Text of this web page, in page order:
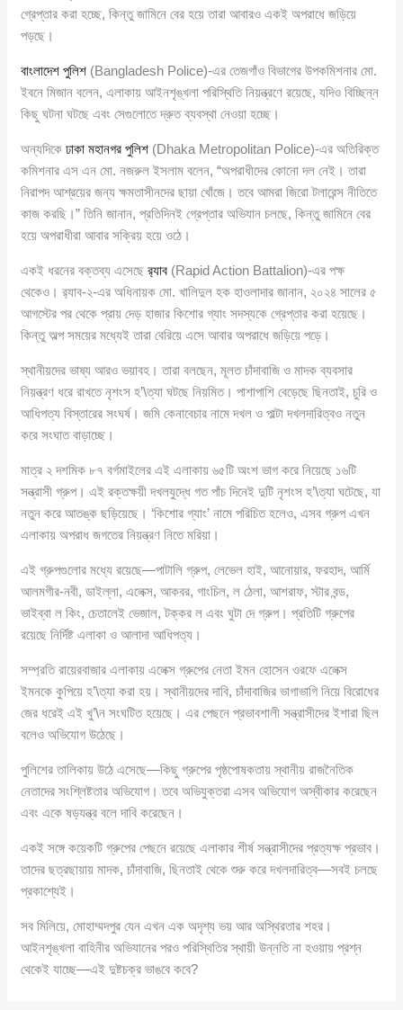
গ্রেপ্তার করা হচ্ছে, কিন্তু জামিনে বের হয়ে তারা আবারও একই অপরাধে জড়িয়ে
পড়ছে।
বাংলাদেশ পুলিশ (Bangladesh Police)-এর তেজগাঁও বিভাগের উপকমিশনার মো.
ইবনে মিজান বলেন, এলাকায় আইনশৃঙ্খলা পরিস্থিতি নিয়ন্ত্রণে রয়েছে, যদিও বিচ্ছিন্ন
কিছু ঘটনা ঘটছে এবং সেগুলোতে দ্রুত ব্যবস্থা নেওয়া হচ্ছে।
অন্যদিকেঢাকা মহানগর পুলিশ (Dhaka Metropolitan Police)-এর অতিরিক্ত
কমিশনার এস এন মো. নজরুল ইসলাম বলেন, “অপরাধীদের কোনো দল নেই। তারা
নিরাপদ আশ্রয়ের জন্য ক্ষমতাসীনদের ছায়া খোঁজে। তবে আমরা জিরো টলারেন্স নীতিতে
কাজ করছি।” তিনি জানান, প্রতিদিনই গ্রেপ্তার অভিযান চলছে, কিন্তু জামিনে বের
হয়ে অপরাধীরা আবার সক্রিয় হয়ে ওঠে।
একই ধরনের বক্তব্য এসেছের‍্যাব (Rapid Action Battalion)-এর পক্ষ
থেকেও। র‍্যাব-২-এর অধিনায়ক মো. খালিদুল হক হাওলাদার জানান, ২০২৪ সালের ৫
আগস্টের পর থেকে প্রায় দেড় হাজার কিশোর গ্যাং সদস্যকে গ্রেপ্তার করা হয়েছে।
কিন্তু অল্প সময়ের মধ্যেই তারা বেরিয়ে এসে আবার অপরাধে জড়িয়ে পড়ে।
স্থানীয়দের ভাষ্য আরও ভয়াবহ। তারা বলছেন, মূলত চাঁদাবাজি ও মাদক ব্যবসার
নিয়ন্ত্রণ ধরে রাখতে নৃশংস হ’\ত্যা ঘটছে নিয়মিত। পাশাপাশি বেড়েছে ছিনতাই, চুরি ও
আধিপত্য বিস্তারের সংঘর্ষ। জমি কেনাবেচার নামে দখল ও পাল্টা দখলদারিত্বও নতুন
করে সংঘাত বাড়াচ্ছে।
মাত্র ২ দশমিক ৮৭ বর্গমাইলের এই এলাকায় ৬৫টি অংশ ভাগ করে নিয়েছে ১৬টি
সন্ত্রাসী গ্রুপ। এই রক্তক্ষয়ী দখলযুদ্ধে গত পাঁচ দিনেই দুটি নৃশংস হ’\ত্যা ঘটেছে, যা
নতুন করে আতঙ্ক ছড়িয়েছে। ‘কিশোর গ্যাং’ নামে পরিচিত হলেও, এসব গ্রুপ এখন
এলাকায় অপরাধ জগতের নিয়ন্ত্রণ নিতে মরিয়া।
এই গ্রুপগুলোর মধ্যে রয়েছে—পাটালি গ্রুপ, লেভেল হাই, আনোয়ার, ফরহাদ, আর্মি
আলমগীর-নবী, ডাইল্লা, এলেক্স, আকবর, গাংচিল, ল ঠেলা, আশরাফ, স্টার বন্ড,
ভাইব্বা ল কিং, চেতালেই ভেজাল, টক্কর ল এবং ঘুটা দে গ্রুপ। প্রতিটি গ্রুপের
রয়েছে নির্দিষ্ট এলাকা ও আলাদা আধিপত্য।
সম্প্রতি রায়েরবাজার এলাকায় এলেক্স গ্রুপের নেতা ইমন হোসেন ওরফে এলেক্স
ইমনকে কুপিয়ে হ’\ত্যা করা হয়। স্থানীয়দের দাবি, চাঁদাবাজির ভাগাভাগি নিয়ে বিরোধের
জের ধরেই এই খু’\ন সংঘটিত হয়েছে। এর পেছনে প্রভাবশালী সন্ত্রাসীদের ইশারা ছিল
বলেও অভিযোগ উঠেছে।
পুলিশের তালিকায় উঠে এসেছে—কিছু গ্রুপের পৃষ্ঠপোষকতায় স্থানীয় রাজনৈতিক
নেতাদের সংশ্লিষ্টতার অভিযোগ। তবে অভিযুক্তরা এসব অভিযোগ অস্বীকার করেছেন
এবং একে ষড়যন্ত্র বলে দাবি করেছেন।
একই সঙ্গে কয়েকটি গ্রুপের পেছনে রয়েছে এলাকার শীর্ষ সন্ত্রাসীদের প্রত্যক্ষ প্রভাব।
তাদের ছত্রছায়ায় মাদক, চাঁদাবাজি, ছিনতাই থেকে শুরু করে দখলদারিত্ব—সবই চলছে
প্রকাশ্যেই।
সব মিলিয়ে, মোহাম্মদপুর যেন এখন এক অদৃশ্য ভয় আর অস্থিরতার শহর।
আইনশৃঙ্খলা বাহিনীর অভিযানের পরও পরিস্থিতির স্থায়ী উন্নতি না হওয়ায় প্রশ্ন
থেকেই যাচ্ছে—এই দুষ্টচক্র ভাঙবে কবে?